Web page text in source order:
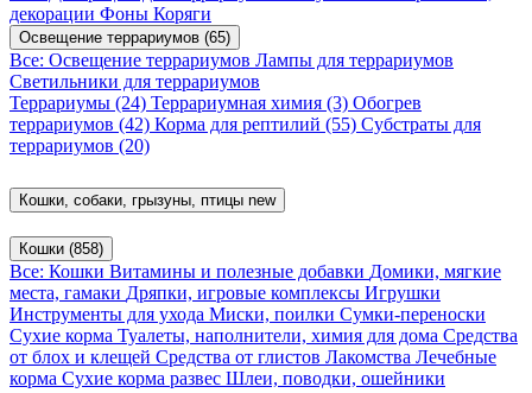
декорации Фоны Коряги
Освещение террариумов (65)
Все: Освещение террариумов Лампы для террариумов
Светильники для террариумов
Террариумы (24) Террариумная химия (3) Обогрев
террариумов (42) Корма для рептилий (55) Субстраты для
террариумов (20)
Кошки, собаки, грызуны, птицы new
Кошки (858)
Все: Кошки Витамины и полезные добавки Домики, мягкие
места, гамаки Дряпки, игровые комплексы Игрушки
Инструменты для ухода Миски, поилки Сумки-переноски
Сухие корма Туалеты, наполнители, химия для дома Средства
от блох и клещей Средства от глистов Лакомства Лечебные
корма Сухие корма развес Шлеи, поводки, ошейники